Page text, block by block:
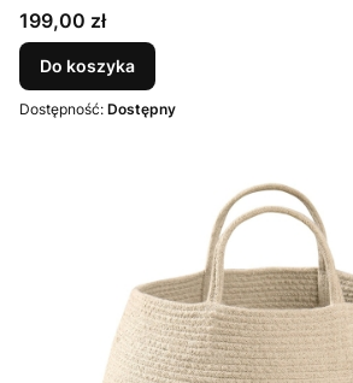
Cena
199,00 zł
Do koszyka
Dostępność: Dostępny